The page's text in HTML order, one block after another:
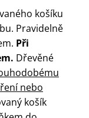
košíku
Pravidelně
Při
Dřevěné
nebo
košík